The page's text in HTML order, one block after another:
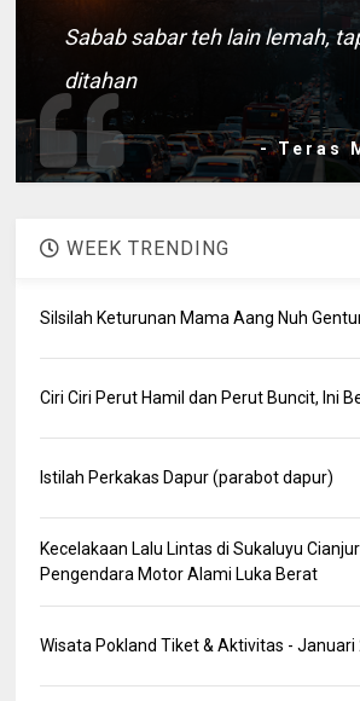
Sabab sabar teh lain lemah,
ditahan
- Teras
WEEK TRENDING
Silsilah Keturunan Mama Aang Nuh
Ciri Ciri Perut Hamil dan Perut Buncit, Ini
Istilah Perkakas Dapur (parabot dapur)
Kecelakaan Lalu Lintas di Sukaluyu
Pengendara Motor Alami Luka Berat
Wisata Pokland Tiket & Aktivitas - Januari